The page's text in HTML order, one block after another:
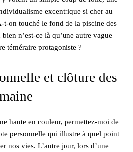
excentrique si cher au
t-on touché le fond de la piscine des
n’est-ce là qu’une autre vague
téméraire protagoniste ?
et clôture des
haute en couleur, permettez-moi de
personnelle qui illustre à quel point
nos vies. L’autre jour, lors d’une